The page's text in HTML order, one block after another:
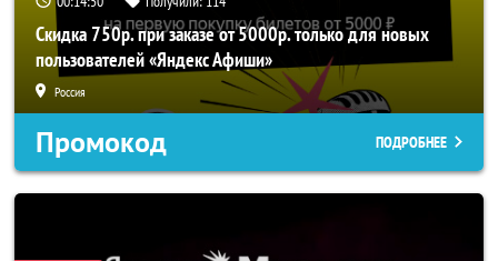
Скидка 750р. при заказе от 5000р. только для новых
пользователей «Яндекс Афиши»
Россия
Промокод ПОДРОБНЕЕ